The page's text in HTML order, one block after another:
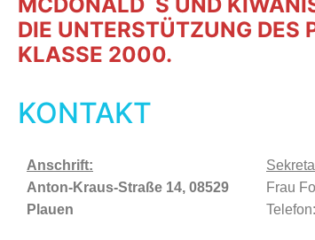
DIE UNTERSTÜTZUNG DES
KLASSE 2000.
KONTAKT
Anschrift:
Anton-Kraus-Straße 14, 08529
Plauen
Frau
Telefon: